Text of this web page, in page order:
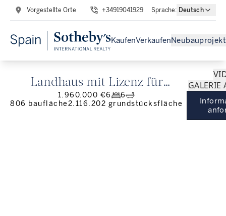
Vorgestellte Orte +34919041929 Sprache: Deutsch
KaufenVerkaufen
Landhaus mit Lizenz für
ländlichen Tourismus und
1.960.000 €6
6
806 baufläche2.116.202 grundstücksfläche
GALERIE